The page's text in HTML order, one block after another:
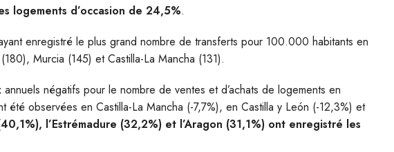
logements d’occasion de 24,5%.
enregistré le plus grand nombre de transferts pour 100.000 habitants en
Murcia (145) et Castilla-La Mancha (131).
négatifs pour le nombre de ventes et d’achats de logements en
été observées en Castilla-La Mancha (-7,7%), en Castilla y León (-12,3%) et
l’Estrémadure (32,2%) et l’Aragon (31,1%) ont enregistré les